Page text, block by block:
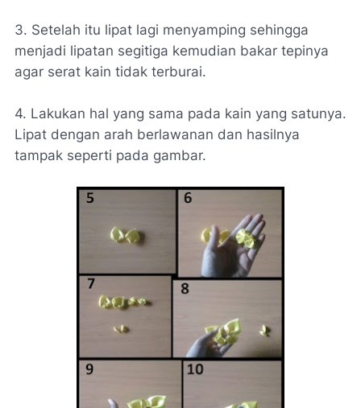
3. Setelah itu lipat lagi menyamping sehingga
menjadi lipatan segitiga kemudian bakar tepinya
agar serat kain tidak terburai.
4. Lakukan hal yang sama pada kain yang satunya.
Lipat dengan arah berlawanan dan hasilnya
tampak seperti pada gambar.